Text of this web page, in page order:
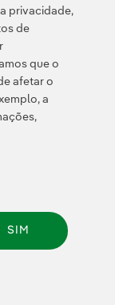
legal
privacidade,
de
que o
afetar o
a
SIM